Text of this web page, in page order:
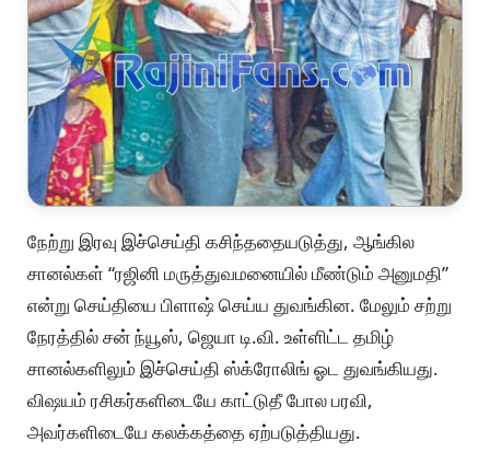
நேற்று இரவு இச்செய்தி கசிந்ததையடுத்து, ஆங்கில
சானல்கள் “ரஜினி மருத்துவமனையில் மீண்டும் அனுமதி”
என்று செய்தியை பிளாஷ் செய்ய துவங்கின. மேலும் சற்று
நேரத்தில் சன் ந்யூஸ், ஜெயா டி.வி. உள்ளிட்ட தமிழ்
சானல்களிலும் இச்செய்தி ஸ்க்ரோலிங் ஓட துவங்கியது.
விஷயம் ரசிகர்களிடையே காட்டுதீ போல பரவி,
அவர்களிடையே கலக்கத்தை ஏற்படுத்தியது.